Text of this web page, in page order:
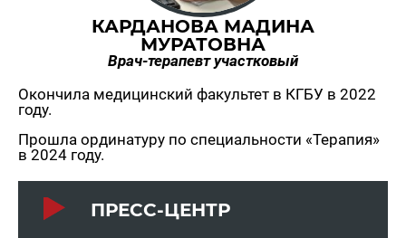
КАРДАНОВА МАДИНА
МУРАТОВНА
Врач-терапевт участковый
Окончила медицинский факультет в КГБУ в 2022
году.
Прошла ординатуру по специальности «Терапия»
в 2024 году.
ПРЕСС-ЦЕНТР